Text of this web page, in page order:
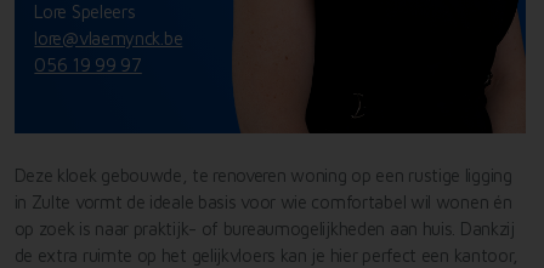
Lore Speleers
lore@vlaemynck.be
056 19 99 97
Deze kloek gebouwde, te renoveren woning op een rustige ligging
in Zulte vormt de ideale basis voor wie comfortabel wil wonen én
op zoek is naar praktijk- of bureaumogelijkheden aan huis. Dankzij
de extra ruimte op het gelijkvloers kan je hier perfect een kantoor,